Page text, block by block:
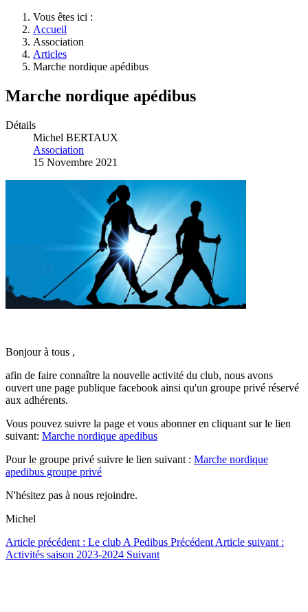
Vous êtes ici :
Accueil
Association
Articles
Marche nordique apédibus
Marche nordique apédibus
Détails
Michel BERTAUX
Association
15 Novembre 2021
Bonjour à tous ,
afin de faire connaître la nouvelle activité du club, nous avons
ouvert une page publique facebook ainsi qu'un groupe privé réservé
aux adhérents.
Vous pouvez suivre la page et vous abonner en cliquant sur le lien
suivant: Marche nordique apedibus
Pour le groupe privé suivre le lien suivant : Marche nordique
apedibus groupe privé
N'hésitez pas à nous rejoindre.
Michel
Article précédent : Le club A Pedibus Précédent Article suivant :
Activités saison 2023-2024 Suivant